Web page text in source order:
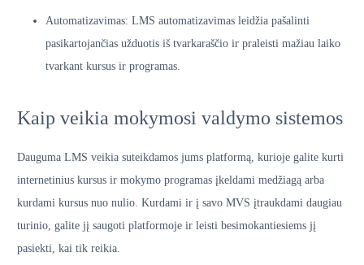
Automatizavimas: LMS automatizavimas leidžia pašalinti
pasikartojančias užduotis iš tvarkaraščio ir praleisti mažiau laiko
tvarkant kursus ir programas.
Kaip veikia mokymosi valdymo sistemos
Dauguma LMS veikia suteikdamos jums platformą, kurioje galite kurti
internetinius kursus ir mokymo programas įkeldami medžiagą arba
kurdami kursus nuo nulio. Kurdami ir į savo MVS įtraukdami daugiau
turinio, galite jį saugoti platformoje ir leisti besimokantiesiems jį
pasiekti, kai tik reikia.